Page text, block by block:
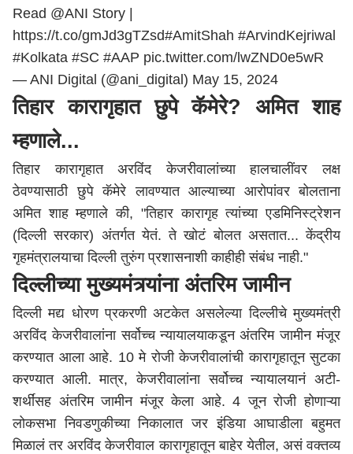
Read @ANI Story |
https://t.co/gmJd3gTZsd#AmitShah #ArvindKejriwal
#Kolkata #SC #AAP pic.twitter.com/lwZND0e5wR
— ANI Digital (@ani_digital) May 15, 2024
तिहार कारागृहात छुपे कॅमेरे? अमित शाह
म्हणाले...
तिहार कारागृहात अरविंद केजरीवालांच्या हालचालींवर लक्ष
ठेवण्यासाठी छुपे कॅमेरे लावण्यात आल्याच्या आरोपांवर बोलताना
अमित शाह म्हणाले की, "तिहार कारागृह त्यांच्या एडमिनिस्ट्रेशन
(दिल्ली सरकार) अंतर्गत येतं. ते खोटं बोलत असतात... केंद्रीय
गृहमंत्रालयाचा दिल्ली तुरुंग प्रशासनाशी काहीही संबंध नाही."
दिल्लीच्या मुख्यमंत्र्यांना अंतरिम जामीन
दिल्ली मद्य धोरण प्रकरणी अटकेत असलेल्या दिल्लीचे मुख्यमंत्री
अरविंद केजरीवालांना सर्वोच्च न्यायालयाकडून अंतरिम जामीन मंजूर
करण्यात आला आहे. 10 मे रोजी केजरीवालांची कारागृहातून सुटका
करण्यात आली. मात्र, केजरीवालांना सर्वोच्च न्यायालयानं अटी-
शर्थींसह अंतरिम जामीन मंजूर केला आहे. 4 जून रोजी होणाऱ्या
लोकसभा निवडणुकीच्या निकालात जर इंडिया आघाडीला बहुमत
मिळालं तर अरविंद केजरीवाल कारागृहातून बाहेर येतील, असं वक्तव्य